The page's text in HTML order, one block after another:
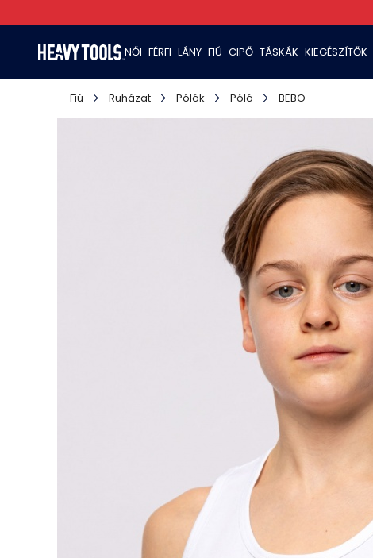
NŐI FÉRFI LÁNY FIÚ CIPŐ TÁSKÁK KIEGÉSZÍTŐK
Fiú Ruházat Pólók Póló BEBO